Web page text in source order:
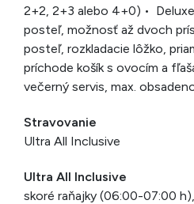
2+2, 2+3 alebo 4+0) •
posteľ, možnosť až dvoch
posteľ, rozkladacie lôžko,
príchode košík s ovocím a
večerný servis, max.
Stravovanie
Ultra All Inclusive
Ultra All Inclusive
skoré raňajky (06:00-07:00